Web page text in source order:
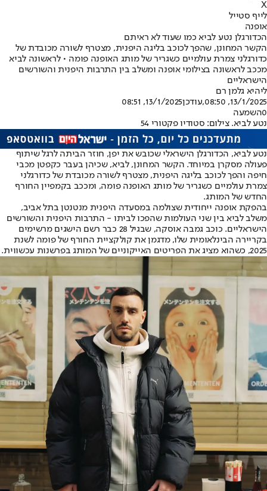
X
לייף סטייל
אופנה
הכדורגלן נטע לביא כמו שעוד לא ראיתם
הקשר המחונן, שהפך לכוכב בליגה היפנית, מצטרף לשורה מכובדת של
כדורגלני צמרת עולמיים כשגריר של מותג האופנה פומה • לראשונה לביא
מככב לראשונה בצילומי אופנה ומשלב בין התרבות היפנית והשורשים
הישראליים
ליהיא גלמן רם
13/1/2025, 08:50
,עודכן13/1/2025, 08:51
0השמעה
נטע לביא. צילום: סטודיו פקטורי 54
נטע לביא, הכדורגלן הישראלי שכובש את יפן, חוזר הביתה לרגל שיתוף
פעולה מסקרן במיוחד. הקשר המחונן, לביא, שכיהן בעבר כקפטן מכבי
חיפה והפך לכוכב בליגה היפנית, מצטרף לשורה מכובדת של כדורגלני
צמרת עולמיים כשגריר של מותג האופנה פומה, ומככב בקמפיין החורף
החדש של המותג.
בהפקת אופנה ייחודית שצולמה במסעדה היפנית מנטנטן בתל אביב,
משלב לביא בין שני העולמות שהפכו לביתו - התרבות היפנית והשורשים
הישראליים. כוכב גמבה אוסקה, שבגיל 28 כבר רשם הישגים מרשימים
בקריירה הבינלאומית שלו, מדגמן את קולקציית החורף של פומה לשנת
2025, כשהוא מציג את הפריטים האייקוניים של המותג בפרשנות עכשווית
.